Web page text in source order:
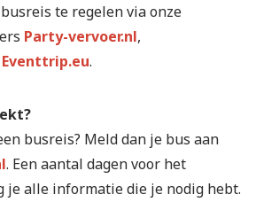
te regelen via onze
Party-vervoer.nl,
Eventtrip.eu.
busreis? Meld dan je bus aan
. Een aantal dagen voor het
je alle informatie die je nodig hebt.